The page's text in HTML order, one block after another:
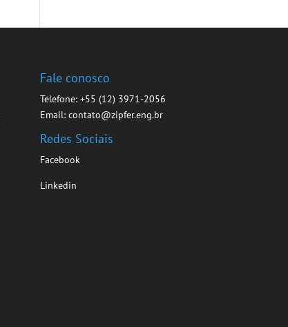
Fale conosco
Telefone: +55 (12) 3971-2056
Email: contato@zipfer.eng.br
Redes Sociais
Facebook
Linkedin